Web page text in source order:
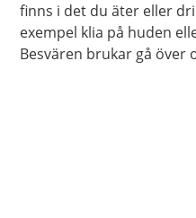
finns i det du äter eller
exempel klia på huden
Besvären brukar gå över